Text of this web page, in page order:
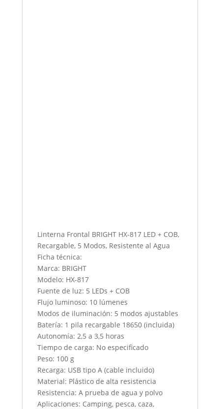
Linterna Frontal BRIGHT HX-817 LED + COB,
Recargable, 5 Modos, Resistente al Agua
Ficha técnica:
Marca: BRIGHT
Modelo: HX-817
Fuente de luz: 5 LEDs + COB
Flujo luminoso: 10 lúmenes
Modos de iluminación: 5 modos ajustables
Batería: 1 pila recargable 18650 (incluida)
Autonomía: 2,5 a 3,5 horas
Tiempo de carga: No especificado
Peso: 100 g
Recarga: USB tipo A (cable incluido)
Material: Plástico de alta resistencia
Resistencia: A prueba de agua y polvo
Aplicaciones: Camping, pesca, caza,